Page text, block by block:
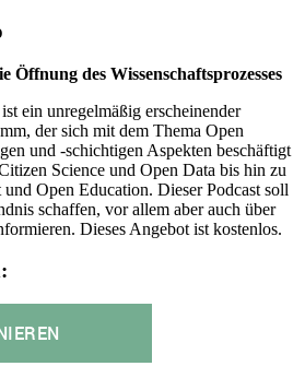
Öffnung des Wissenschaftsprozesses
ein unregelmäßig erscheinender
der sich mit dem Thema Open
und -schichtigen Aspekten beschäftigt
Science und Open Data bis hin zu
Open Education. Dieser Podcast soll
schaffen, vor allem aber auch über
Dieses Angebot ist kostenlos.